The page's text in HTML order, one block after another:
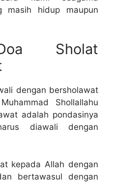
masih hidup maupun
Doa Sholat
dengan bersholawat
Shollallahu
adalah pondasinya
diawali dengan
kepada Allah dengan
bertawasul dengan